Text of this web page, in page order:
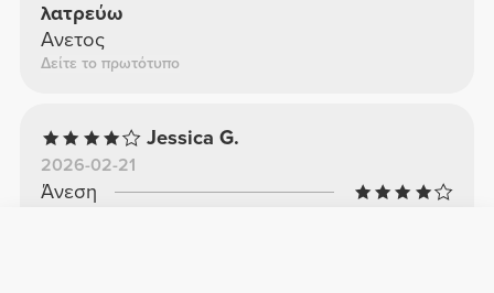
λατρεύω
Ανετος
Δείτε το πρωτότυπο
Jessica G.
2026-02-21
Άνεση